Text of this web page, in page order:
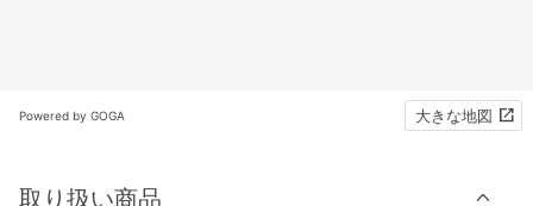
Powered by GOGA 大きな地図
取り扱い商品